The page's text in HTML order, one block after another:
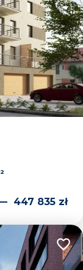
2
447 835 zł